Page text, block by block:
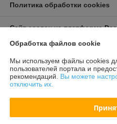
Политика обработки cookies
Сайт создан на платформе
Информация для покупателя
Индивидуальный предприниматель:
г. Минск, ул. Первомайская, д. 24 к.3,
Регистрационный номер ЕГР:
Обработка файлов cookie
Мы используем файлы cookies
пользователей портала и
рекомендаций. Вы можете
отключить их.